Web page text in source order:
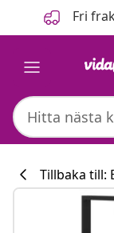
FöregåendeFri
Tillbaka till: